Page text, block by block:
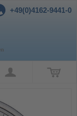
+49(0)4162-9441-0